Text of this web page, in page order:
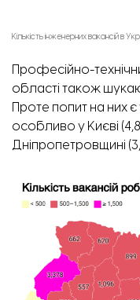
Кількість інженерних вакансій в
Професійно-
області також
Проте попит на них
особливо у Києві
Дніпропетровщині